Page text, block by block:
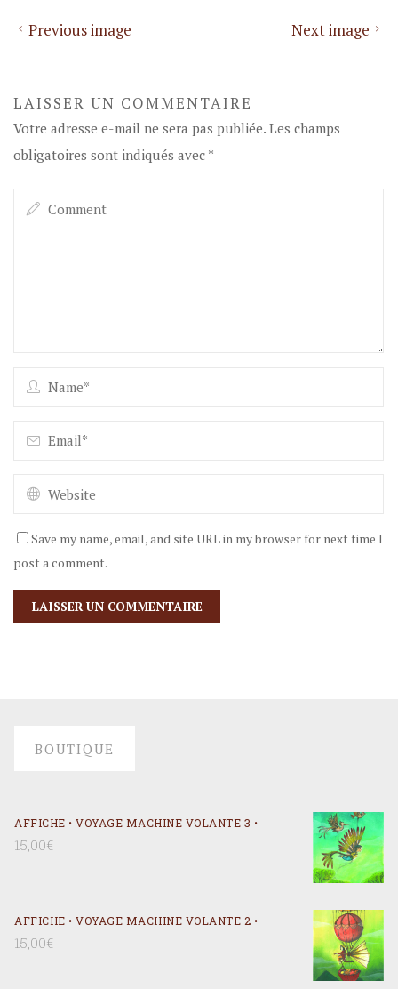
Previous image Next image
LAISSER UN COMMENTAIRE
Votre adresse e-mail ne sera pas publiée. Les champs
obligatoires sont indiqués avec *
Save my name, email, and site URL in my browser for next time I
post a comment.
BOUTIQUE
AFFICHE • VOYAGE MACHINE VOLANTE 3 •
15,00€
AFFICHE • VOYAGE MACHINE VOLANTE 2 •
15,00€